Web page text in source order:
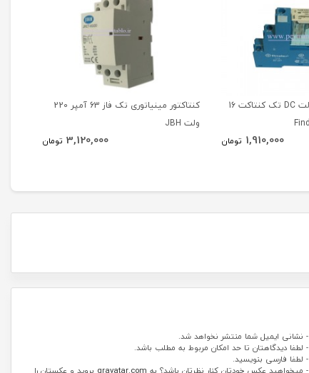
رله مینیاتوری 24 ولت DC تک کنتاکت 16
1,910,000 تومان
کنتاکتور مینیاتوری تک فاز 63 آمپر 220
ولت JBH
3,120,000 تومان
- نشانی ایمیل شما منتشر نخواهد شد.
- لطفا دیدگاهتان تا حد امکان مربوط به مطلب باشد.
- لطفا فارسی بنویسید.